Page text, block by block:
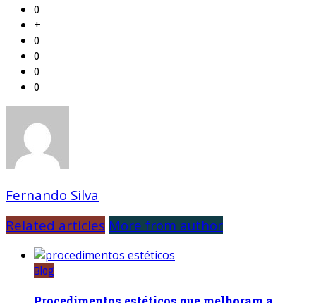
0
+
0
0
0
0
Fernando Silva
Related articles More from author
Blog